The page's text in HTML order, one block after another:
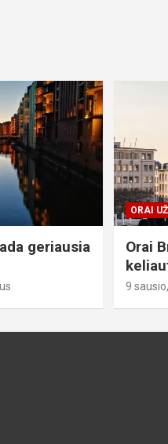
geriausia
ORAI
Orai
9